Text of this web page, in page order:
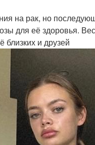
на рак, но
для её здоровья.
близких и друзей